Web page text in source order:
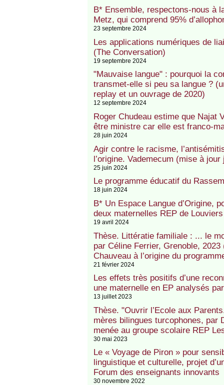
B* Ensemble, respectons-nous à
Metz, qui comprend 95%
23 septembre 2024
Les applications numériques de
(The Conversation)
19 septembre 2024
"Mauvaise langue" : pourquoi la
transmet-elle si peu sa langue ?
replay et un ouvrage de 2020)
12 septembre 2024
Roger Chudeau estime que Najat
être ministre car elle est franco-
28 juin 2024
Agir contre le racisme,
l’origine. Vademecum (mise à jour
25 juin 2024
Le programme éducatif du
18 juin 2024
B* Un Espace Langue d’Origine,
deux maternelles REP de
19 avril 2024
Thèse. Littératie familiale : ... le
par Céline Ferrier, Grenoble,
Chauveau à l’origine du
21 février 2024
Les effets très positifs d’une
une maternelle en EP analysés
13 juillet 2023
Thèse. "Ouvrir l’Ecole aux
mères bilingues turcophones, par
menée au groupe scolaire REP
30 mai 2023
Le « Voyage de Piron » pour
linguistique et culturelle, projet
Forum des enseignants innovants
30 novembre 2022